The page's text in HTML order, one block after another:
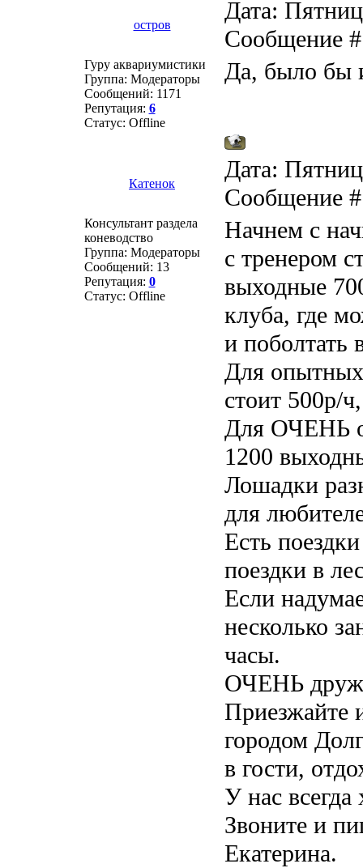
остров
Дата:
Сообщение
Гуру аквариумистики
Группа: Модераторы
Сообщений: 1171
Репутация: 6
Статус: Offline
Да, было бы
Катенок
Дата:
Сообщение
Консультант раздела
коневодство
Группа: Модераторы
Сообщений: 13
Репутация: 0
Статус: Offline
Начнем с
с тренером
выходные
клуба, где
и поболтать
Для опытных
стоит 500р/
Для ОЧЕНЬ
1200
Лошадки
для
Есть
поездки в
Если
несколько
часы.
ОЧЕНЬ
Приезжайте
городом
в гости,
У нас
Звоните и
Екатерина.